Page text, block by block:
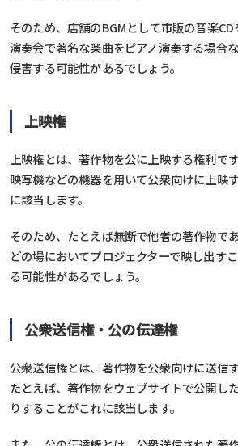
そのため、店舗のBGMとして市販の音楽
演奏会で著名な楽曲をピアノ演奏する場合
侵害する可能性があるでしょう。
上映権
上映権とは、著作物を公に上映する権利です
映写機などの機器を用いて公衆向けに上映
に該当します。
そのため、たとえば無断で他者の著作物で
どの場においてプロジェクターで映し出す
る可能性があるでしょう。
公衆送信権・公の伝達権
公衆送信権とは、著作物を公衆向けに送信す
たとえば、著作物をウェブサイトで公開し
りすることがこれに該当します。